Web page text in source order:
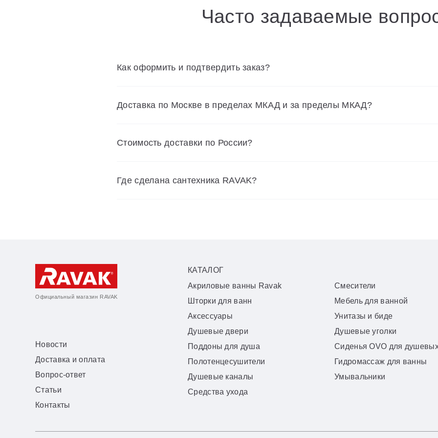
Часто задаваемые
Как оформить и подтвердить заказ?
Доставка по Москве в пределах МКАД и за пределы МКАД?
Cтоимость доставки по России?
Где сделана сантехника RAVAK?
Официальный магазин RAVAK
Новости
Доставка и оплата
Вопрос-ответ
Статьи
Контакты
КАТАЛОГ
Акриловые ванны Ravak
Смесители
Шторки для ванн
Мебель для ванной
Аксессуары
Унитазы и биде
Душевые двери
Душевые уголки
Поддоны для душа
Сиденья OVO для
Полотенцесушители
Гидромассаж для ванны
Душевые каналы
Умывальники
Средства ухода